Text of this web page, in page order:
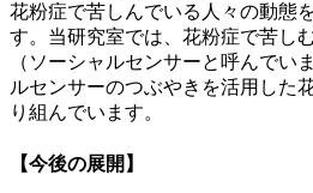
花粉症で苦しんでいる人々の動態
す。当研究室では、花粉症で苦し
（ソーシャルセンサーと呼んでい
ルセンサーのつぶやきを活用した
り組んでいます。
【今後の展開】